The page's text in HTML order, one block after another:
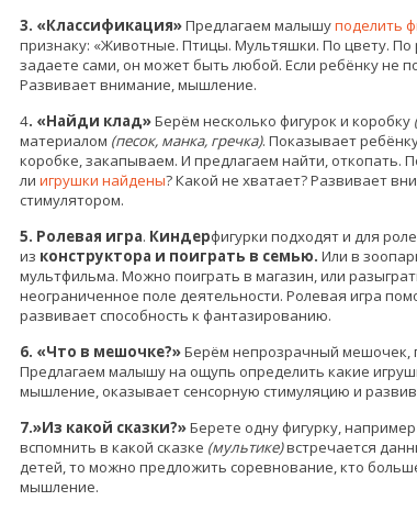
3. «Классификация»Предлагаем малышуподелить
признаку: «Животные. Птицы. Мультяшки. По цвету.
задаете сами, он может быть любой. Если ребёнку не
Развивает внимание, мышление.
4. «Найди клад»Берём несколько фигурок и коробку
материалом (песок, манка, гречка). Показывает
коробке, закапываем. И предлагаем найти, откопать.
ли игрушки найдены? Какой не хватает? Развивает
стимулятором.
5. Ролевая игра. Киндерфигурки подходят и для
из конструктора и поиграть в семью. Или в
мультфильма. Можно поиграть в магазин, или
неограниченное поле деятельности. Ролевая игра
развивает способность к фантазированию.
6. «Что в мешочке?»Берём непрозрачный мешочек,
Предлагаем малышу на ощупь определить какие
мышление, оказывает сенсорную стимуляцию и
7.»Из какой сказки?»Берете одну фигурку,
вспомнить в какой сказке (мультике)встречается
детей, то можно предложить соревнование, кто
мышление.